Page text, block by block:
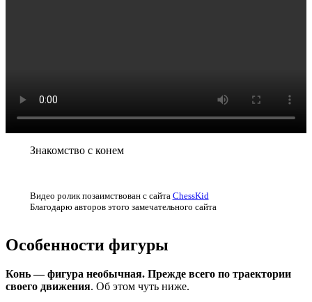
Знакомство с конем
Видео ролик позаимствован с сайта ChessKid
Благодарю авторов этого замечательного сайта
Особенности фигуры
Конь — фигура необычная. Прежде всего по траектории
своего движения. Об этом чуть ниже.